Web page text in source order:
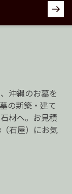
沖縄のお墓を
の新築・建て
材へ。お見積
石屋）にお気